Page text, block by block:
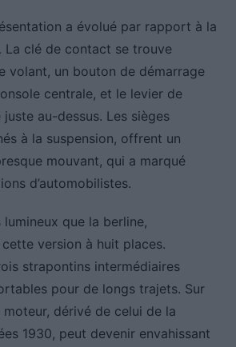
a évolué par rapport à la
La clé de contact se trouve
volant, un bouton de démarrage
centrale, et le levier de
au-dessus. Les sièges
à la suspension, offrent un
mouvant, qui a marqué
d’automobilistes.
que la berline,
version à huit places.
strapontins intermédiaires
pour de longs trajets. Sur
dérivé de celui de la
1930, peut devenir envahissant